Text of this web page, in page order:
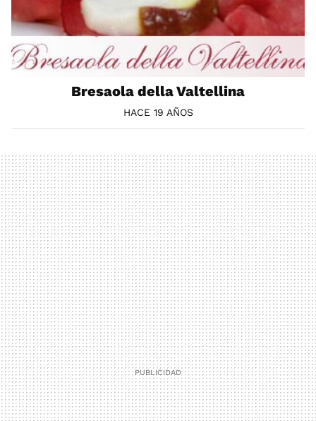
Bresaola della Valtellina
HACE 19 AÑOS